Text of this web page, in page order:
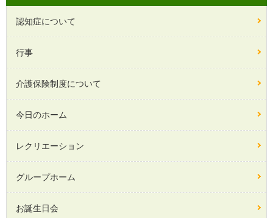
認知症について
行事
介護保険制度について
今日のホーム
レクリエーション
グループホーム
お誕生日会